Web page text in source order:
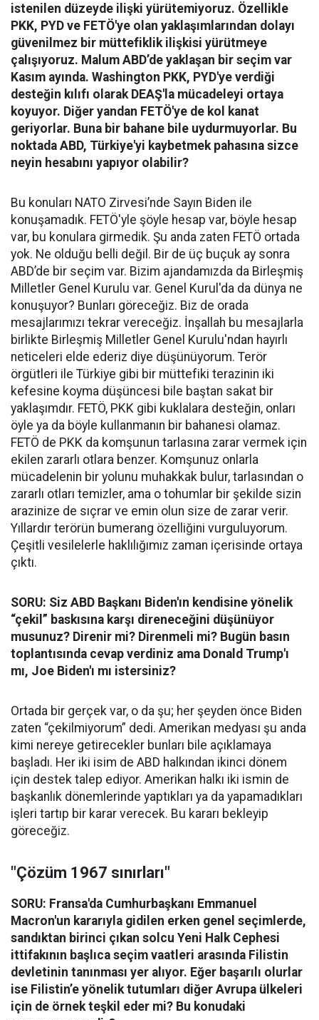
istenilen düzeyde ilişki yürütemiyoruz. Özellikle
PKK, PYD ve FETÖ'ye olan yaklaşımlarından dolayı
güvenilmez bir müttefiklik ilişkisi yürütmeye
çalışıyoruz. Malum ABD’de yaklaşan bir seçim var
Kasım ayında. Washington PKK, PYD'ye verdiği
desteğin kılıfı olarak DEAŞ'la mücadeleyi ortaya
koyuyor. Diğer yandan FETÖ'ye de kol kanat
geriyorlar. Buna bir bahane bile uydurmuyorlar. Bu
noktada ABD, Türkiye'yi kaybetmek pahasına sizce
neyin hesabını yapıyor olabilir?
Bu konuları NATO Zirvesi’nde Sayın Biden ile
konuşamadık. FETÖ'yle şöyle hesap var, böyle hesap
var, bu konulara girmedik. Şu anda zaten FETÖ ortada
yok. Ne olduğu belli değil. Bir de üç buçuk ay sonra
ABD’de bir seçim var. Bizim ajandamızda da Birleşmiş
Milletler Genel Kurulu var. Genel Kurul'da da dünya ne
konuşuyor? Bunları göreceğiz. Biz de orada
mesajlarımızı tekrar vereceğiz. İnşallah bu mesajlarla
birlikte Birleşmiş Milletler Genel Kurulu'ndan hayırlı
neticeleri elde ederiz diye düşünüyorum. Terör
örgütleri ile Türkiye gibi bir müttefiki terazinin iki
kefesine koyma düşüncesi bile baştan sakat bir
yaklaşımdır. FETÖ, PKK gibi kuklalara desteğin, onları
öyle ya da böyle kullanmanın bir bahanesi olamaz.
FETÖ de PKK da komşunun tarlasına zarar vermek için
ekilen zararlı otlara benzer. Komşunuz onlarla
mücadelenin bir yolunu muhakkak bulur, tarlasından o
zararlı otları temizler, ama o tohumlar bir şekilde sizin
arazinize de sıçrar ve emin olun size de zarar verir.
Yıllardır terörün bumerang özelliğini vurguluyorum.
Çeşitli vesilelerle haklılığımız zaman içerisinde ortaya
çıktı.
SORU: Siz ABD Başkanı Biden'ın kendisine yönelik
“çekil” baskısına karşı direneceğini düşünüyor
musunuz? Direnir mi? Direnmeli mi? Bugün basın
toplantısında cevap verdiniz ama Donald Trump'ı
mı, Joe Biden'ı mı istersiniz?
Ortada bir gerçek var, o da şu; her şeyden önce Biden
zaten “çekilmiyorum” dedi. Amerikan medyası şu anda
kimi nereye getirecekler bunları bile açıklamaya
başladı. Her iki isim de ABD halkından ikinci dönem
için destek talep ediyor. Amerikan halkı iki ismin de
başkanlık dönemlerinde yaptıkları ya da yapamadıkları
işleri tartıp bir karar verecek. Bu kararı bekleyip
göreceğiz.
"Çözüm 1967 sınırları"
SORU: Fransa'da Cumhurbaşkanı Emmanuel
Macron'un kararıyla gidilen erken genel seçimlerde,
sandıktan birinci çıkan solcu Yeni Halk Cephesi
ittifakının başlıca seçim vaatleri arasında Filistin
devletinin tanınması yer alıyor. Eğer başarılı olurlar
ise Filistin’e yönelik tutumları diğer Avrupa ülkeleri
için de örnek teşkil eder mi? Bu konudaki